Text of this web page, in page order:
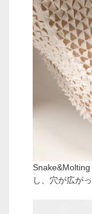
し、穴が広が